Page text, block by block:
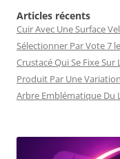
Articles récents
Cuir Avec Une Surface
Sélectionner Par Vote 7
Crustacé Qui Se Fixe
Produit Par Une
Arbre Emblématique Du